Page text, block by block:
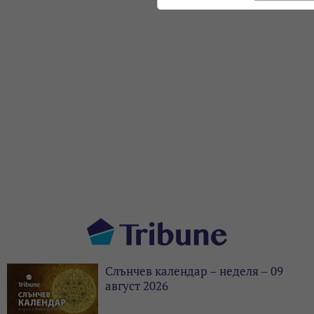
Слънчев календар – неделя – 09
август 2026